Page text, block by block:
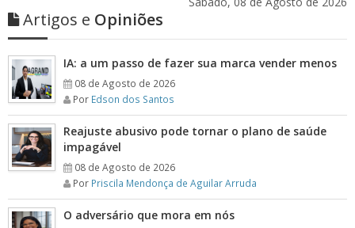
Artigos e Opiniões
IA: a um passo de fazer sua marca vender menos
08 de Agosto de 2026
Por Edson dos Santos
Reajuste abusivo pode tornar o plano de saúde
impagável
08 de Agosto de 2026
Por Priscila Mendonça de Aguilar Arruda
O adversário que mora em nós